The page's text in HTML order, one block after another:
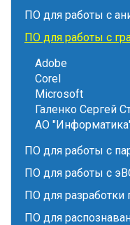
ПО для работы с
ПО для работы с
Adobe
Corel
Microsoft
Галенко Сергей
АО
ПО для работы с
ПО для работы с
ПО для разработки
ПО для